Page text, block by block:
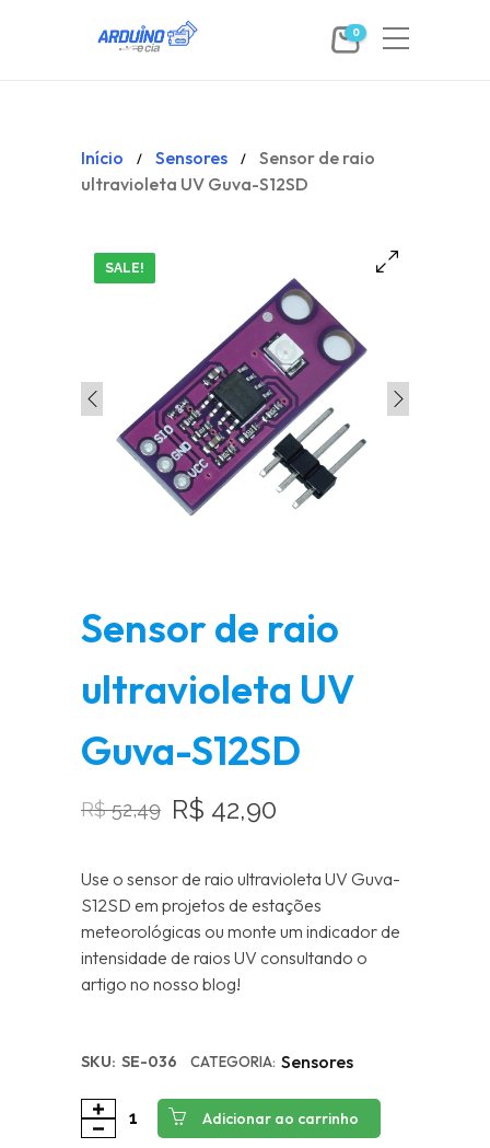
0
Início / Sensores /
Sensor de raio
ultravioleta UV Guva-S12SD
SALE!
Sensor de raio
ultravioleta UV
Guva-S12SD
R$52,49
O
original
era:
R$ 52,49.
R$ 42,90
O
atual
é:
R$ 42,90.
Use o sensor de raio ultravioleta UV Guva-
S12SD em projetos de estações
meteorológicas ou monte um indicador de
intensidade de raios UV consultando o
artigo no nosso blog!
SKU: SE-036 CATEGORIA: Sensores
Adicionar ao carrinho